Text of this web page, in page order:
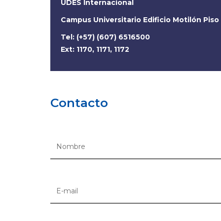
UDES Internacional
Campus Universitario Edificio Motilón Piso
Tel: (+57) (607) 6516500
Ext: 1170, 1171, 1172
Contacto